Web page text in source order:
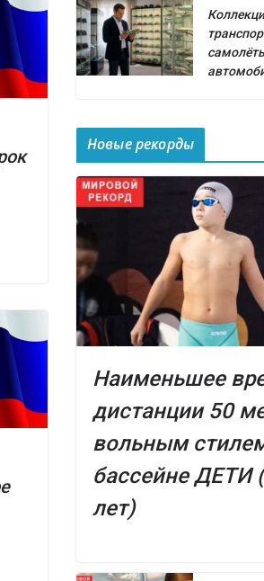
Новые рекорды
Наименьшее
дистанции 50
вольным
бассейне ДЕТИ
лет)